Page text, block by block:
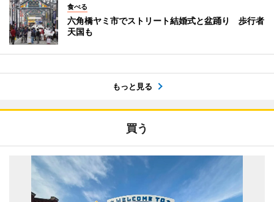
食べる
六角橋ヤミ市でストリート結婚式と盆踊り 歩行者
天国も
もっと見る
買う